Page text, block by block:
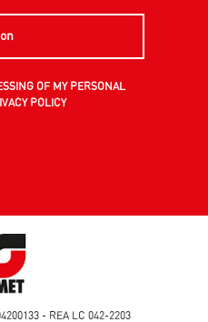
OF MY PERSONAL
POLICY
- REA LC 042-2203